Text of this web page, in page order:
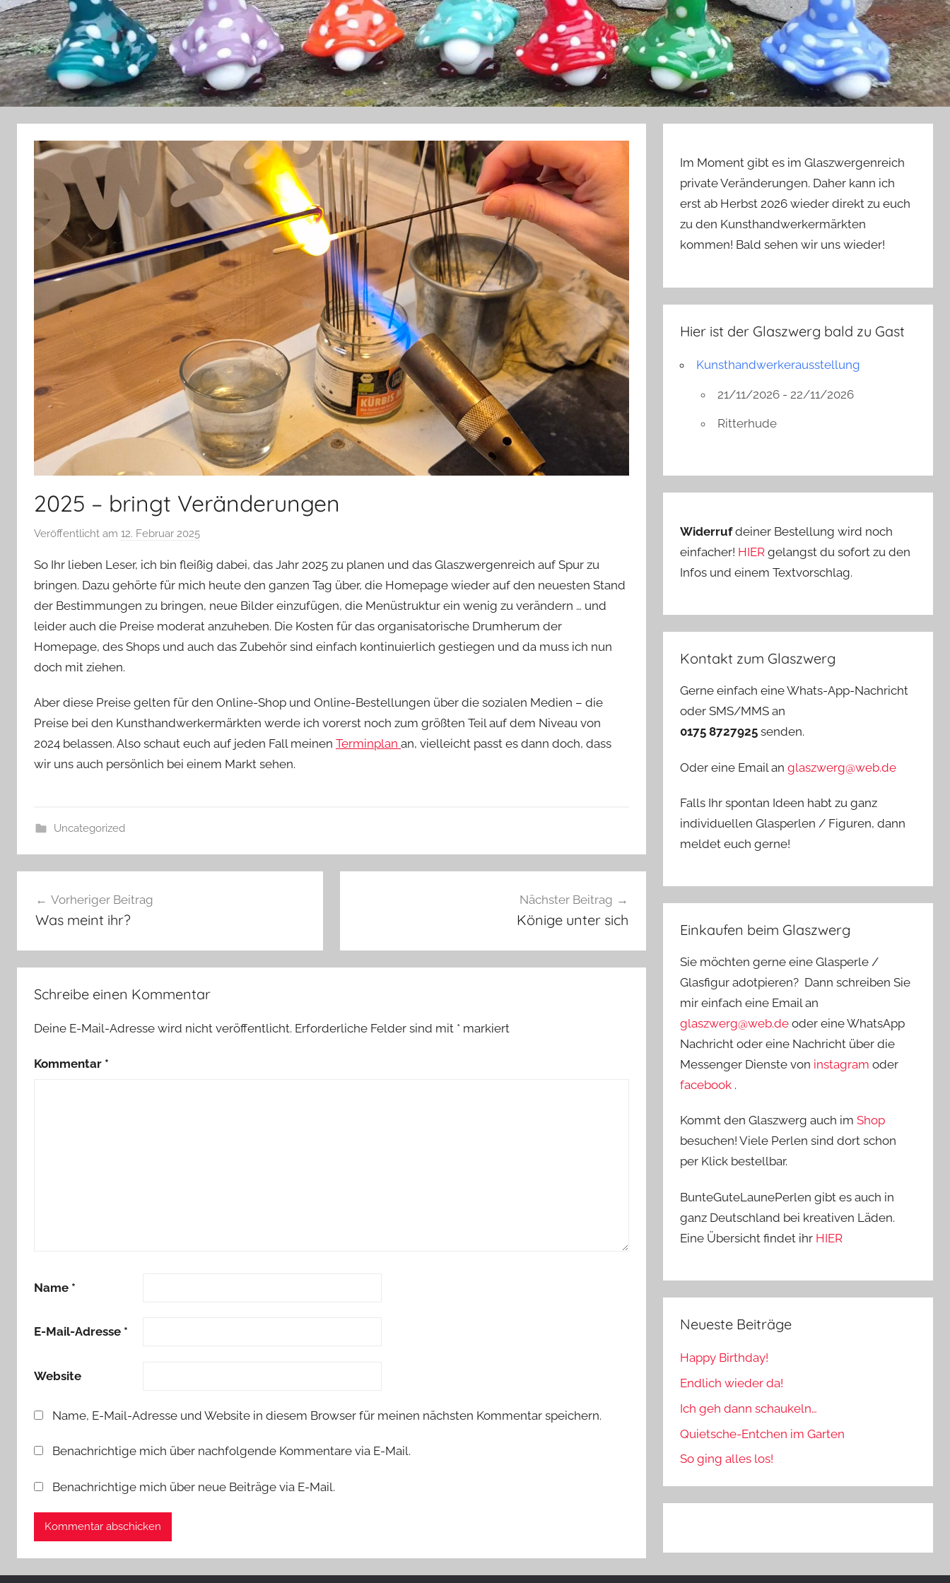
2025 – bringt Veränderungen
Veröffentlicht am 12. Februar 2025
n
G
l
a
s
e
So Ihr lieben Leser, ich bin fleißig dabei, das Jahr 2025 zu planen und das Glaszwergenreich auf Spur zu
bringen. Dazu gehörte für mich heute den ganzen Tag über, die Homepage wieder auf den neuesten Stand
der Bestimmungen zu bringen, neue Bilder einzufügen, die Menüstruktur ein wenig zu verändern … und
leider auch die Preise moderat anzuheben. Die Kosten für das organisatorische Drumherum der
Homepage, des Shops und auch das Zubehör sind einfach kontinuierlich gestiegen und da muss ich nun
doch mit ziehen.
Aber diese Preise gelten für den Online-Shop und Online-Bestellungen über die sozialen Medien – die
Preise bei den Kunsthandwerkermärkten werde ich vorerst noch zum größten Teil auf dem Niveau von
2024 belassen. Also schaut euch auf jeden Fall meinen Terminplan an, vielleicht passt es dann doch, dass
wir uns auch persönlich bei einem Markt sehen.
Uncategorized
Vorheriger Beitrag
Was meint ihr?
Nächster Beitrag
Könige unter sich
Schreibe einen Kommentar
Deine E-Mail-Adresse wird nicht veröffentlicht. Erforderliche Felder sind mit * markiert
Kommentar *
Name *
E-Mail-Adresse *
Website
Name, E-Mail-Adresse und Website in diesem Browser für meinen nächsten Kommentar speichern.
Benachrichtige mich über nachfolgende Kommentare via E-Mail.
Benachrichtige mich über neue Beiträge via E-Mail.
Im Moment gibt es im Glaszwergenreich
private Veränderungen. Daher kann ich
erst ab Herbst 2026 wieder direkt zu euch
zu den Kunsthandwerkermärkten
kommen! Bald sehen wir uns wieder!
Hier ist der Glaszwerg bald zu Gast
Kunsthandwerkerausstellung
21/11/2026 - 22/11/2026
Ritterhude
Widerrufdeiner Bestellung wird noch
einfacher! HIERgelangst du sofort zu den
Infos und einem Textvorschlag.
Kontakt zum Glaszwerg
Gerne einfach eine Whats-App-Nachricht
oder SMS/MMS an
0175 8727925 senden.
Oder eine Email anglaszwerg@web.de
Falls Ihr spontan Ideen habt zu ganz
individuellen Glasperlen / Figuren, dann
meldet euch gerne!
Einkaufen beim Glaszwerg
Sie möchten gerne eine Glasperle /
Glasfigur adotpieren? Dann schreiben Sie
mir einfach eine Email an
glaszwerg@web.de oder eine WhatsApp
Nachricht oder eine Nachricht über die
Messenger Dienste von instagram oder
facebook .
Kommt den Glaszwerg auch imShop
besuchen! Viele Perlen sind dort schon
per Klick bestellbar.
BunteGuteLaunePerlen gibt es auch in
ganz Deutschland bei kreativen Läden.
Eine Übersicht findet ihr HIER
Neueste Beiträge
Happy Birthday!
Endlich wieder da!
Ich geh dann schaukeln…
Quietsche-Entchen im Garten
So ging alles los!